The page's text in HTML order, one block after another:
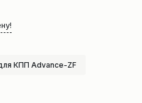
КПП Advance-ZF